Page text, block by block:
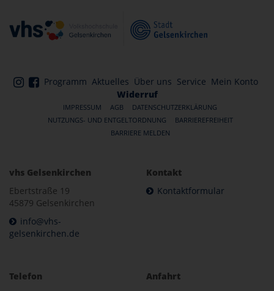
Programm Aktuelles Über uns Service Mein Konto
Widerruf
IMPRESSUM AGB
DATENSCHUTZERKLÄRUNG
NUTZUNGS- UND ENTGELTORDNUNG
BARRIEREFREIHEIT
BARRIERE MELDEN
vhs Gelsenkirchen
Ebertstraße 19
45879 Gelsenkirchen
info@vhs-
gelsenkirchen.de
Kontakt
Kontaktformular
Telefon
Anfahrt